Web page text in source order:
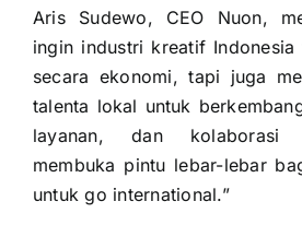
Aris Sudewo, CEO Nuon,
ingin industri kreatif
secara ekonomi, tapi juga
talenta lokal untuk
layanan, dan kolaborasi
membuka pintu lebar-lebar
untuk go international.”